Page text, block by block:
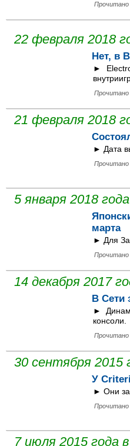
Прочитано
22 февраля 2018
Нет, в
►
Прочитано
21 февраля 2018
► Дата
Прочитано
5 января 2018
марта
► Для
Прочитано
14 декабря 2017
В Сети
►
консоли.
Прочитано
30 сентября 2015
У
► Они
Прочитано
7 июля 2015 года